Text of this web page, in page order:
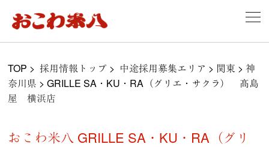
TOP >採用情報トップ > 中途採用募集エリア > 関東 >神
奈川県 >GRILLE SA・KU・RA（グリエ・サクラ） 髙島
屋 横浜店
おこわ米八 GRILLE SA・KU・RA（グリ